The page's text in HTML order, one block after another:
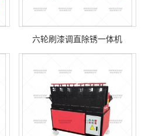
六轮刷漆调直除锈一体机